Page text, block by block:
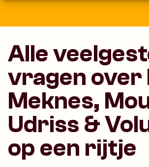
Alle
vragen over
Meknes,
Udriss &
op een rijtje